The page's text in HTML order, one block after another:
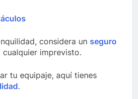
considera un seguro
cualquier imprevisto.
tu equipaje, aquí tienes
.